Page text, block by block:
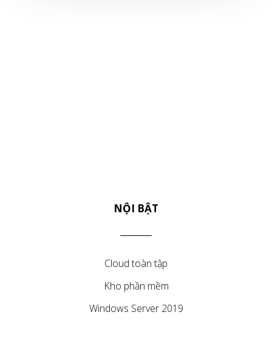
NỘI BẬT
Cloud toàn tập
Kho phần mềm
Windows Server 2019